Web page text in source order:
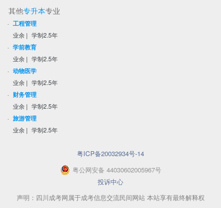
其他专升本专业
· 工程管理
业余 | 学制2.5年
· 学前教育
业余 | 学制2.5年
· 动物医学
业余 | 学制2.5年
· 财务管理
业余 | 学制2.5年
· 旅游管理
业余 | 学制2.5年
粤ICP备20032934号-14
粤公网安备 44030602005967号
投诉中心
声明：四川成考网属于成考信息交流民间网站 本站享有最终解释权